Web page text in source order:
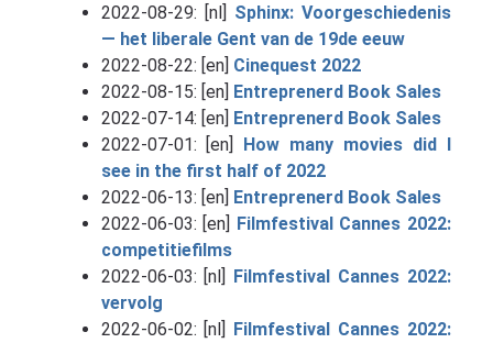
2022-08-29: [nl] Sphinx: Voorgeschiedenis
— het liberale Gent van de 19de eeuw
2022-08-22: [en] Cinequest 2022
2022-08-15: [en] Entreprenerd Book Sales
2022-07-14: [en] Entreprenerd Book Sales
2022-07-01: [en] How many movies did I
see in the first half of 2022
2022-06-13: [en] Entreprenerd Book Sales
2022-06-03: [en] Filmfestival Cannes 2022:
competitiefilms
2022-06-03: [nl] Filmfestival Cannes 2022:
vervolg
2022-06-02: [nl] Filmfestival Cannes 2022: